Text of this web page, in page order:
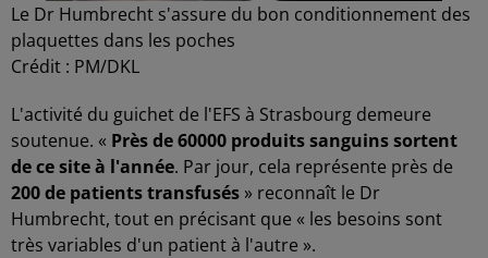
Le Dr Humbrecht s'assure du bon conditionnement des
plaquettes dans les poches
Crédit : PM/DKL
L'activité du guichet de l'EFS à Strasbourg demeure
soutenue. « Près de 60000 produits sanguins sortent
de ce site à l'année. Par jour, cela représente près de
200 de patients transfusés » reconnaît le Dr
Humbrecht, tout en précisant que « les besoins sont
très variables d'un patient à l'autre ».